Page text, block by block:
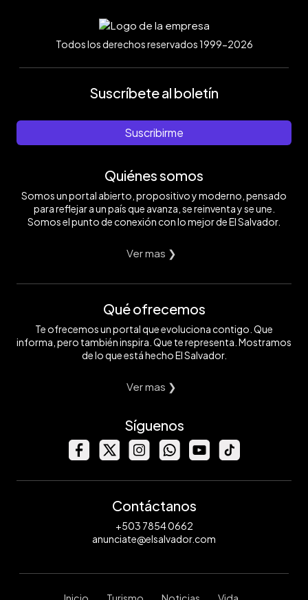
Todos los derechos reservados 1999-2026
Suscríbete al boletín
Suscribirme
Quiénes somos
Somos un portal abierto, propositivo y moderno, pensado
para reflejar a un país que avanza, se reinventa y se une.
Somos el punto de conexión con lo mejor de El Salvador.
Ver mas ❯
Qué ofrecemos
Te ofrecemos un portal que evoluciona contigo. Que
informa, pero también inspira. Que te representa. Mostramos
de lo que está hecho El Salvador.
Ver mas ❯
Síguenos
Contáctanos
+503 7854 0662
anunciate@elsalvador.com